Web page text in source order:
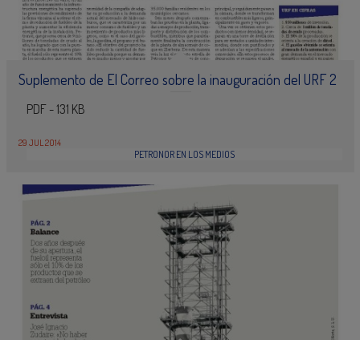
Suplemento de El Correo sobre la inauguración del URF 2
PDF - 131 KB
29 JUL 2014
PETRONOR EN LOS MEDIOS